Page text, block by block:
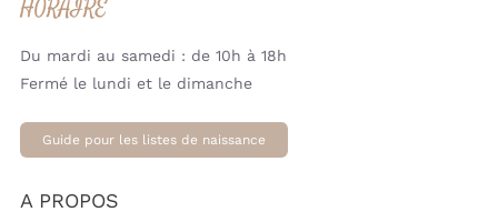
HORAIRE
Du mardi au samedi : de 10h à 18h
Fermé le lundi et le dimanche
Guide pour les listes de naissance
A PROPOS